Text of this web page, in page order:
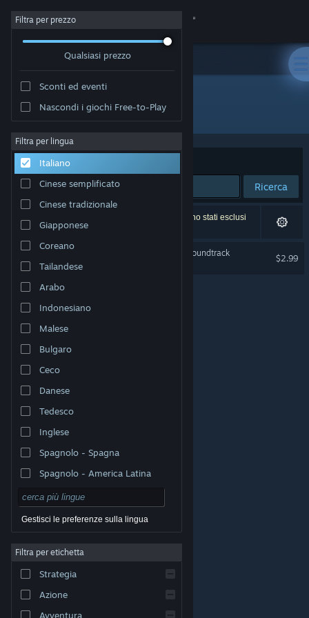
Accedi
Informazioni
Assistenza
Cambia la lingua
Ottieni l'app mobile di Steam
Visualizza il sito web per desktop
appartengono ai rispettivi proprietari negli Stati Uniti e
legali|
Steam| Rimborsi|
Filtra per prezzo
Qualsiasi prezzo
Sconti ed eventi
Nascondi i giochi Free-to-Play
Filtra per lingua
Italiano
Cinese semplificato
Cinese tradizionale
Giapponese
Coreano
Tailandese
Arabo
Indonesiano
Malese
Bulgaro
Ceco
Danese
Tedesco
Inglese
Spagnolo - Spagna
Spagnolo - America Latina
Gestisci le preferenze sulla lingua
Filtra per etichetta
Strategia
Azione
Avventura
Sviluppatore: Kunpo Games
Ordina per Rilevanza
Ricerca
1 risultato corrisponde alla tua ricerca. 3 titoli sono stati esclusi
in base alle tue preferenze.
The Forgotten Concluder Soundtrack
$2.99